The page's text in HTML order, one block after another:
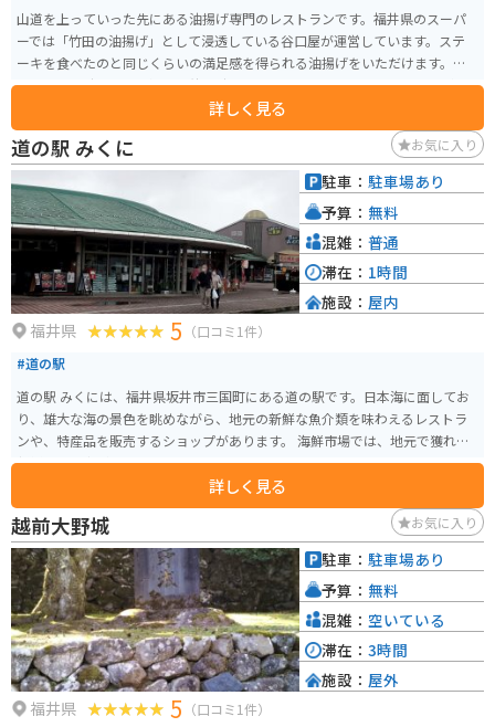
山道を上っていった先にある油揚げ専門のレストランです。福井県のスーパ
ーでは「竹田の油揚げ」として浸透している谷口屋が運営しています。ステ
ーキを食べたのと同じくらいの満足感を得られる油揚げをいただけます。休
日や連休の時はとても混み、待ち時間も長いので、ピークを外した訪問がオ
詳しく見る
道の駅 みくに お気に入り
福井県 5 （口コミ1件）
#道の駅
道の駅 みくには、福井県坂井市三国町にある道の駅です。日本海に面してお
り、雄大な海の景色を眺めながら、地元の新鮮な魚介類を味わえるレストラ
ンや、特産品を販売するショップがあります。 海鮮市場では、地元で獲れた
新鮮な魚介類が販売されており、その場で食べられるイートインスペースも
あります。お土産には、越前がにや若狭ふぐなどの海産物加工品が人気です。
また、バイクで訪れる際は、日本海沿いの道路をツーリングするのがおすす
めです。特に、道の駅 みくにから東尋坊にかけての海岸線は、変化に富んだ
景色が楽しめ、バイク乗りにとって人気のスポットです。
詳しく見る
駐車： 駐車場あり
予算： 無料
混雑： 普通
滞在： 1時間
施設： 屋内
越前大野城 お気に入り
福井県 5 （口コミ1件）
駐車： 駐車場あり
予算： 無料
混雑： 空いている
滞在： 3時間
施設： 屋外